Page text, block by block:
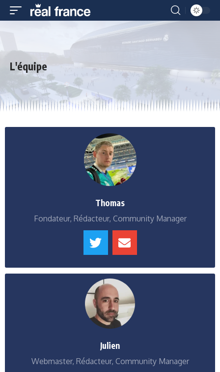
L'équipe
Thomas
Fondateur, Rédacteur, Community Manager
Julien
Webmaster, Rédacteur, Community Manager